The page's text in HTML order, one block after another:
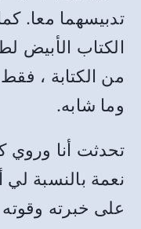
تدبيسهما معا.
الكتاب الأبيض
من الكتابة ،
وما شابه.
تحدثت أنا وروي
نعمة بالنسبة
على خبرته